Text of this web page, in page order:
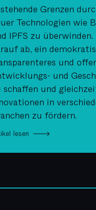
Grenzen
Technologien wie
IPFS zu
ab, ein
und
und
schaffen und
in
zu fördern.
lesen 🡒